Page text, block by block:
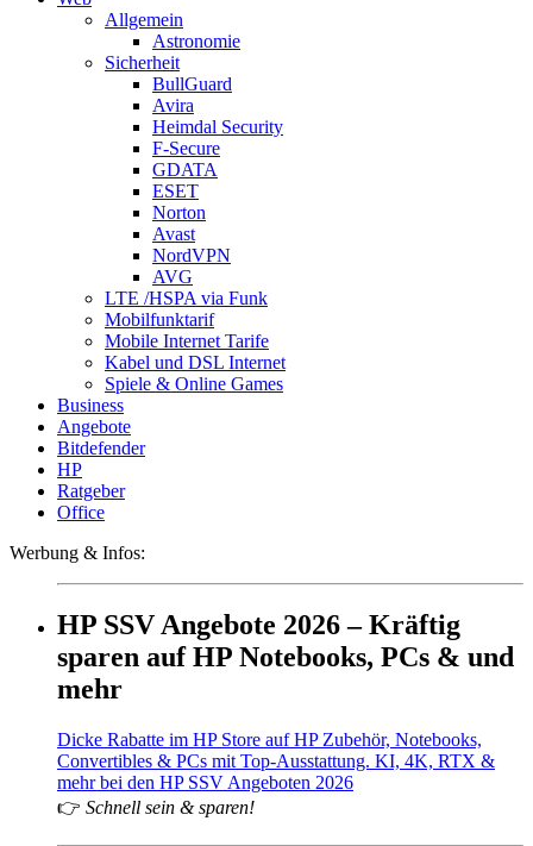
Allgemein
Astronomie
Sicherheit
BullGuard
Avira
Heimdal Security
F-Secure
GDATA
ESET
Norton
Avast
NordVPN
AVG
LTE /HSPA via Funk
Mobilfunktarif
Mobile Internet Tarife
Kabel und DSL Internet
Spiele & Online Games
Business
Angebote
Bitdefender
HP
Ratgeber
Office
Werbung & Infos:
HP SSV Angebote 2026 – Kräftig
sparen auf HP Notebooks, PCs & und
mehr
Dicke Rabatte im HP Store auf HP Zubehör, Notebooks,
Convertibles & PCs mit Top-Ausstattung. KI, 4K, RTX &
mehr bei den HP SSV Angeboten 2026
👉 Schnell sein & sparen!